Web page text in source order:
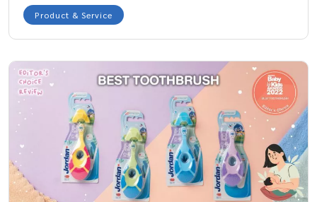
Product & Service